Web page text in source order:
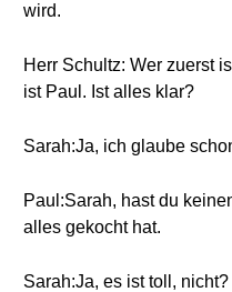
wird.
Herr Schultz: Wer zuerst
ist Paul. Ist alles klar?
Sarah:Ja, ich glaube
Paul:Sarah, hast du
alles gekocht hat.
Sarah:Ja, es ist toll,